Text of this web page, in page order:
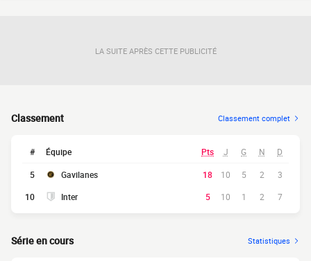
LA SUITE APRÈS CETTE PUBLICITÉ
Classement Classement complet
# Équipe Pts J G N D
5 Gavilanes 18 10 5 2
3
10
Inter 5 10 1 2 7
Série en cours Statistiques